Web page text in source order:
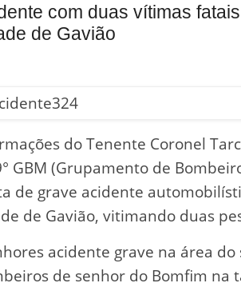
com duas vítimas
de Gavião
do Tenente Coronel
GBM (Grupamento de
de grave acidente
de Gavião, vitimando duas
acidente grave na área
de senhor do Bomfim na